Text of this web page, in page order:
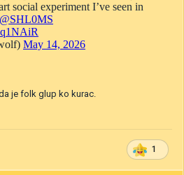
je folk glup ko kurac.
1